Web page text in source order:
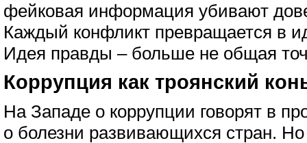
фейковая информация убивают
Каждый конфликт превращается в
Идея правды – больше не общая
Коррупция как троянский
На Западе о коррупции говорят в
о болезни развивающихся стран. Но